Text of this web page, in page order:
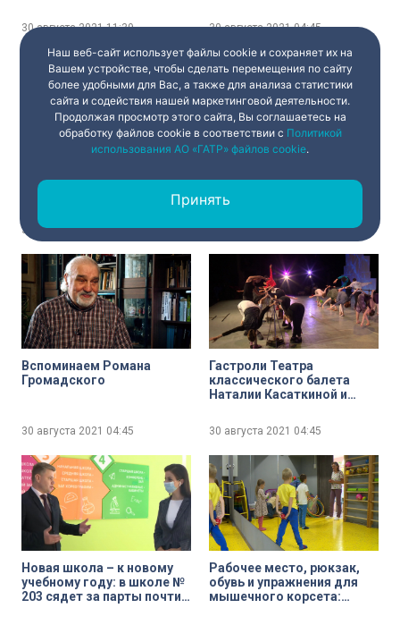
30 августа 202111:39
школьника
30 августа 202104:45
удивляет: выставка
пенсионерки в Севкабеле
30 августа 202104:45
стихии! Петербургский
с места боевой корабль
30 августа 202104:45
Вспоминаем Романа
Громадского
30 августа 2021 04:45
Гастроли Театра
классического балета
Наталии Касаткиной и
30 августа 2021 04:45
Новая школа – к новому
учебному году: в школе №
203 сядет за парты почти
Рабочее место, рюкзак,
обувь и упражнения для
мышечного корсета:
Наш веб-сайт использует файлы cookie и сохраняет их на
Вашем устройстве, чтобы сделать перемещения по сайту
более удобными для Вас, а также для анализа статистики
сайта и содействия нашей маркетинговой деятельности.
Продолжая просмотр этого сайта, Вы соглашаетесь на
обработку файлов cookie в соответствии с Политикой
использования АО «ГАТР» файлов cookie.
Принять